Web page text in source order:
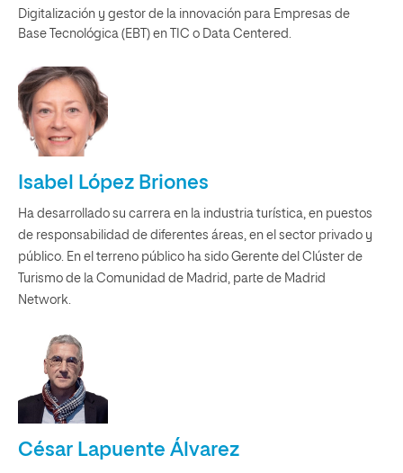
Digitalización y gestor de la innovación para Empresas de
Base Tecnológica (EBT) en TIC o Data Centered.
Isabel López Briones
Ha desarrollado su carrera en la industria turística, en puestos
de responsabilidad de diferentes áreas, en el sector privado y
público. En el terreno público ha sido Gerente del Clúster de
Turismo de la Comunidad de Madrid, parte de Madrid
Network.
César Lapuente Álvarez